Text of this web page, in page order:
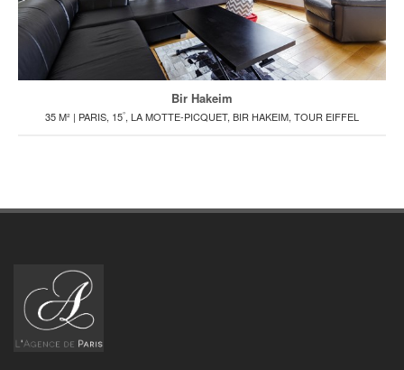
Bir Hakeim
35 M² | PARIS, 15°, LA MOTTE-PICQUET, BIR HAKEIM, TOUR EIFFEL